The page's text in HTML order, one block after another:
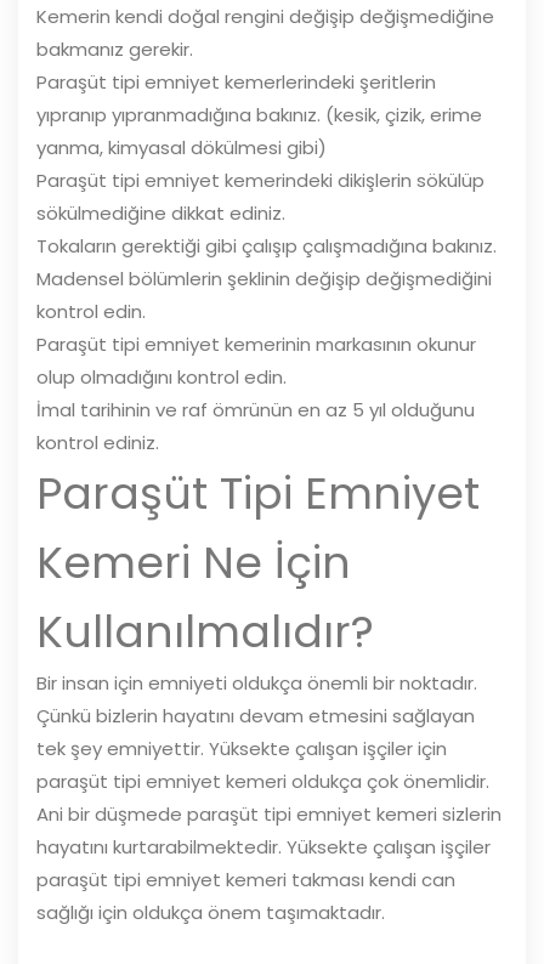
Kemerin kendi doğal rengini değişip değişmediğine
bakmanız gerekir.
Paraşüt tipi emniyet kemerlerindeki şeritlerin
yıpranıp yıpranmadığına bakınız. (kesik, çizik, erime
yanma, kimyasal dökülmesi gibi)
Paraşüt tipi emniyet kemerindeki dikişlerin sökülüp
sökülmediğine dikkat ediniz.
Tokaların gerektiği gibi çalışıp çalışmadığına bakınız.
Madensel bölümlerin şeklinin değişip değişmediğini
kontrol edin.
Paraşüt tipi emniyet kemerinin markasının okunur
olup olmadığını kontrol edin.
İmal tarihinin ve raf ömrünün en az 5 yıl olduğunu
kontrol ediniz.
Paraşüt Tipi Emniyet
Kemeri Ne İçin
Kullanılmalıdır?
Bir insan için emniyeti oldukça önemli bir noktadır.
Çünkü bizlerin hayatını devam etmesini sağlayan
tek şey emniyettir. Yüksekte çalışan işçiler için
paraşüt tipi emniyet kemeri oldukça çok önemlidir.
Ani bir düşmede paraşüt tipi emniyet kemeri sizlerin
hayatını kurtarabilmektedir. Yüksekte çalışan işçiler
paraşüt tipi emniyet kemeri takması kendi can
sağlığı için oldukça önem taşımaktadır.